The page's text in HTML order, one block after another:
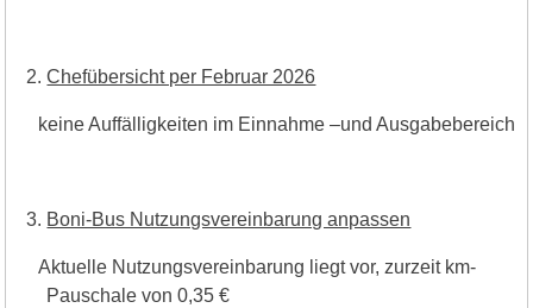
Chefübersicht per Februar 2026
keine Auffälligkeiten im Einnahme –und Ausgabebereich
Boni-Bus Nutzungsvereinbarung anpassen
Aktuelle Nutzungsvereinbarung liegt vor, zurzeit km-
Pauschale von 0,35 €